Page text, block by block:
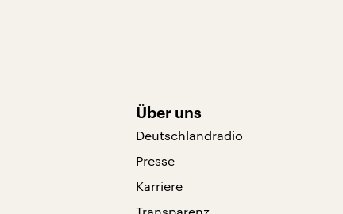
Über uns
Deutschlandradio
Presse
Karriere